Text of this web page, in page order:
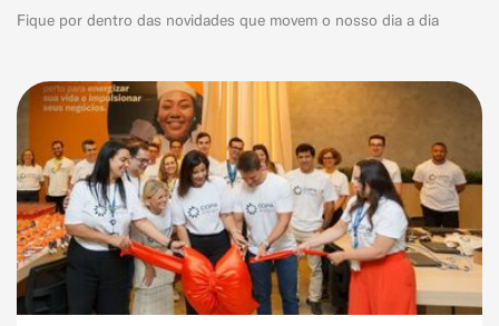
Fique por dentro das novidades que movem o nosso dia a dia